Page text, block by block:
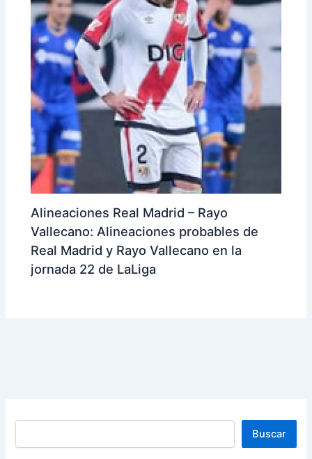
Alineaciones Real Madrid – Rayo
Vallecano: Alineaciones probables de
Real Madrid y Rayo Vallecano en la
jornada 22 de LaLiga
Buscar
Buscar